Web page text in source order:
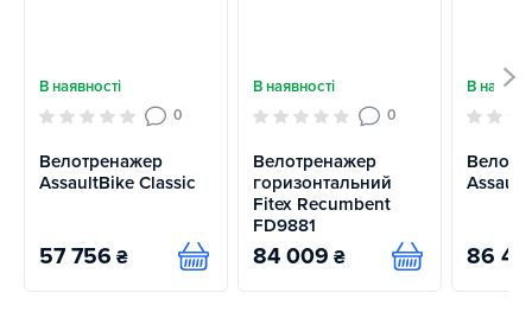
В наявності
0
Велотренажер
AssaultBike Classic
57 756 ₴ Купити
В наявності
0
Велотренажер
горизонтальний
Fitex Recumbent
FD9881
84 009 ₴ Купити
В
86